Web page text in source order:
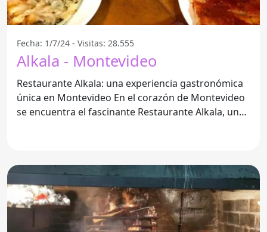
Fecha: 1/7/24 - Visitas: 28.555
Alkala - Montevideo
Restaurante Alkala: una experiencia gastronómica
única en Montevideo En el corazón de Montevideo
se encuentra el fascinante Restaurante Alkala, un